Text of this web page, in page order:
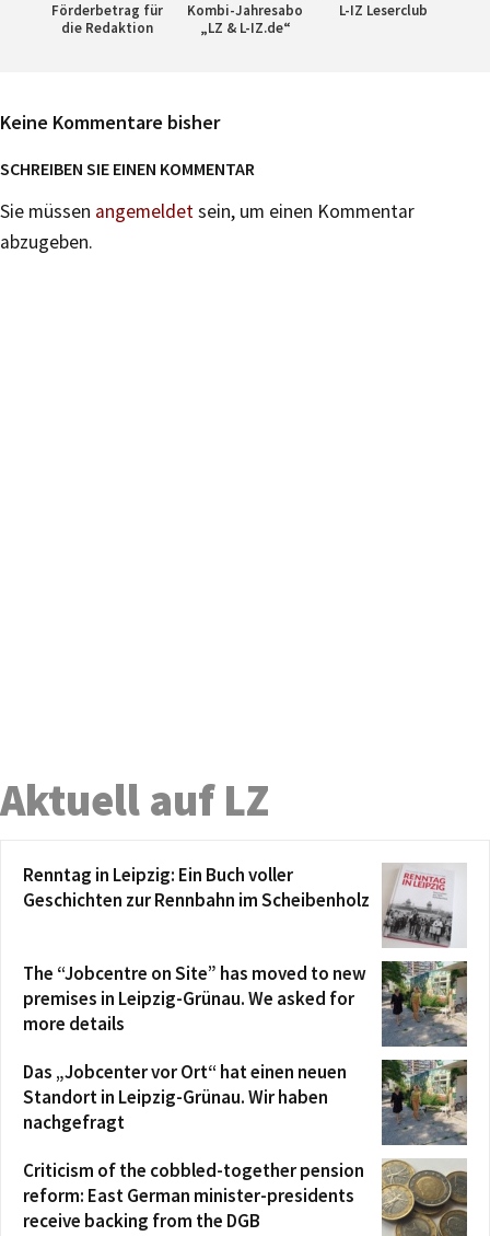
Förderbetrag für
die Redaktion
Kombi-Jahresabo
„LZ & L-IZ.de“
L-IZ Leserclub
Keine Kommentare bisher
SCHREIBEN SIE EINEN KOMMENTAR
Sie müssen angemeldetsein, um einen Kommentar
abzugeben.
Aktuell auf LZ
Renntag in Leipzig: Ein Buch voller
Geschichten zur Rennbahn im Scheibenholz
The “Jobcentre on Site” has moved to new
premises in Leipzig-Grünau. We asked for
more details
Das „Jobcenter vor Ort“ hat einen neuen
Standort in Leipzig-Grünau. Wir haben
nachgefragt
Criticism of the cobbled-together pension
reform: East German minister-presidents
receive backing from the DGB